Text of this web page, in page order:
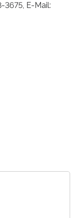
3675, E-Mail: